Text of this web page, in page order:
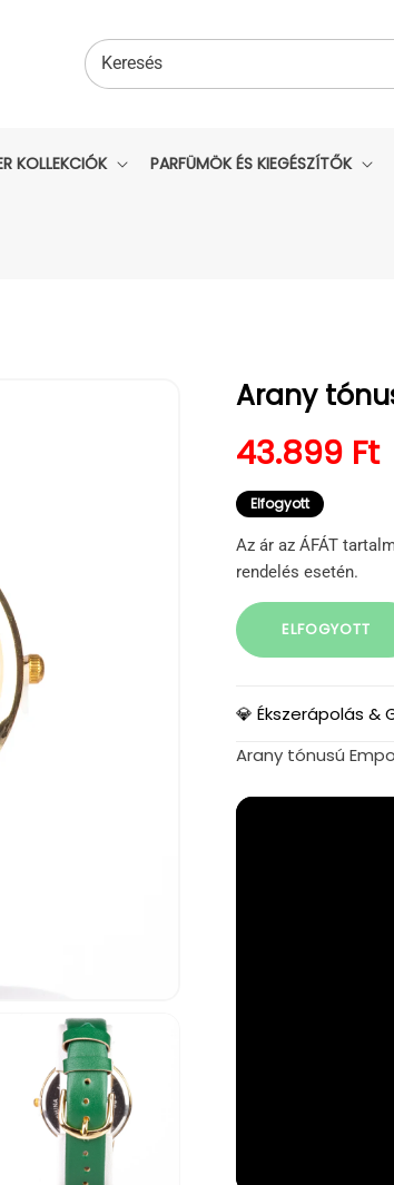
Keresés
KOLLEKCIÓK PARFÜMÖK ÉS KIEGÉSZÍTŐK
Arany
Normál ár
43.899 Ft
Elfogyott
Az ár az ÁFÁT
rendelés esetén.
ELFOGYOTT
💎 Ékszerápolás &
Arany tónusú